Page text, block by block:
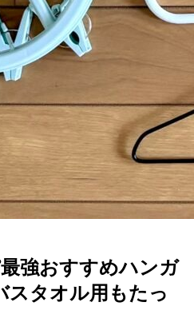
強おすすめハンガ
スタオル用もたっ